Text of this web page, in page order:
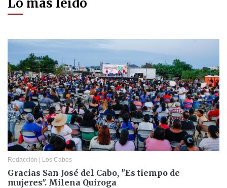
Lo más leído
Redacción | Los Cabos
Gracias San José del Cabo, "Es tiempo de
mujeres". Milena Quiroga